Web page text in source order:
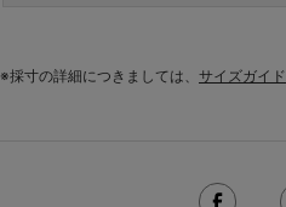
※採寸の詳細につきましては、 サイズガイド